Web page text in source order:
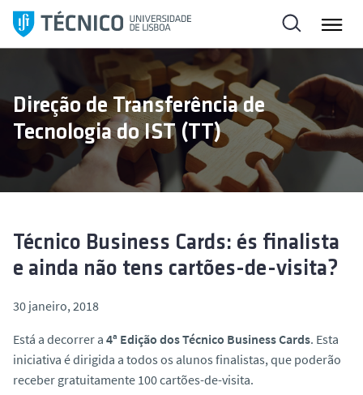
l
a
Direção de Transferência de
Tecnologia do IST (TT)
Técnico Business Cards: és finalista
e ainda não tens cartões-de-visita?
30 janeiro, 2018
Está a decorrer a 4ª Edição dos Técnico Business Cards. Esta
iniciativa é dirigida a todos os alunos finalistas, que poderão
receber gratuitamente 100 cartões-de-visita.